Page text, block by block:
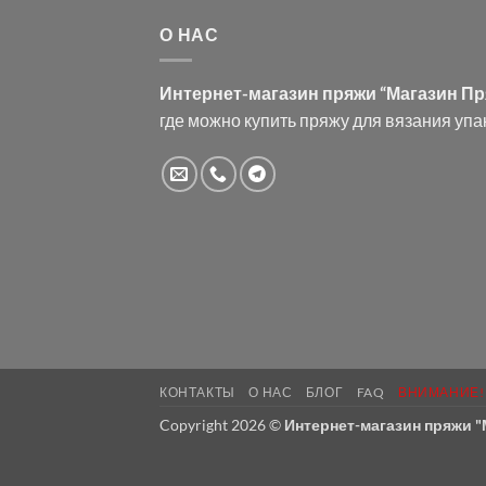
О НАС
Интернет-магазин пряжи “Магазин
где можно купить пряжу для вязания
КОНТАКТЫ О НАС БЛОГ FAQ ВНИМАНИЕ!
Copyright 2026 © Интернет-магазин пряжи